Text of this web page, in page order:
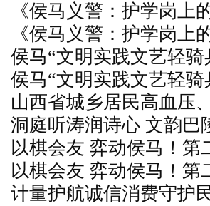
部顺利完成换届工作
《侯马义警：护学岗上
屏障》
《侯马义警：护学岗上
屏障》
侯马“文明实践文艺轻
考
侯马“文明实践文艺轻
考
山西省城乡居民高血压
洞庭听涛润诗心 文韵
列讲座在岳阳圆满举办
以棋会友 弈动侯马！第
满举办
以棋会友 弈动侯马！第
满举办
计量护航诚信消费守